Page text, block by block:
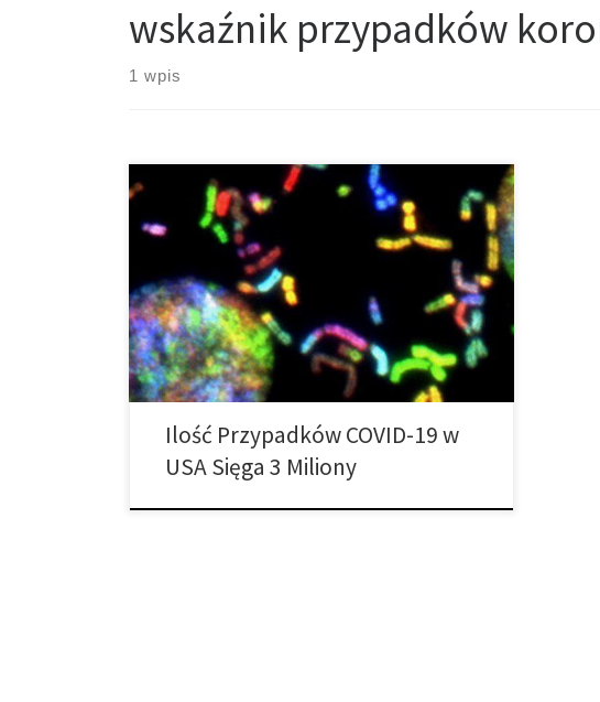
wskaźnik przypadków
1 wpis
Nowo potwierdzona ilość przypadków COVID-19
dziennie w USA przekracza 50,000, bijąc jakiekolwiek
rekordy na całym świecie. FILADELFIA: Przez dwa
tygodnie Rachael Jones przebywała w domu, bez
wypłaty, czekając na wyniki testu COVID-19 z apteki
niedaleko Filadelfii. „Jestem po prostu bardzo
rozczarowana. Po prostu nie rozumiem dlaczego –
biorąc pod uwagę […]
Ilość Przypadków COVID-19 w
USA Sięga 3 Miliony